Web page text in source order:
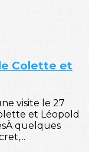
Colette et
visite le 27
et Léopold
quelques